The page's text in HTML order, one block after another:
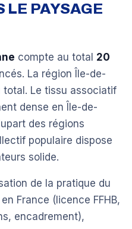
LE PAYSAGE
compte au total 20
La région Île-de-
total. Le tissu associatif
dense en Île-de-
des régions
populaire dispose
solide.
de la pratique du
France (licence FFHB,
encadrement),